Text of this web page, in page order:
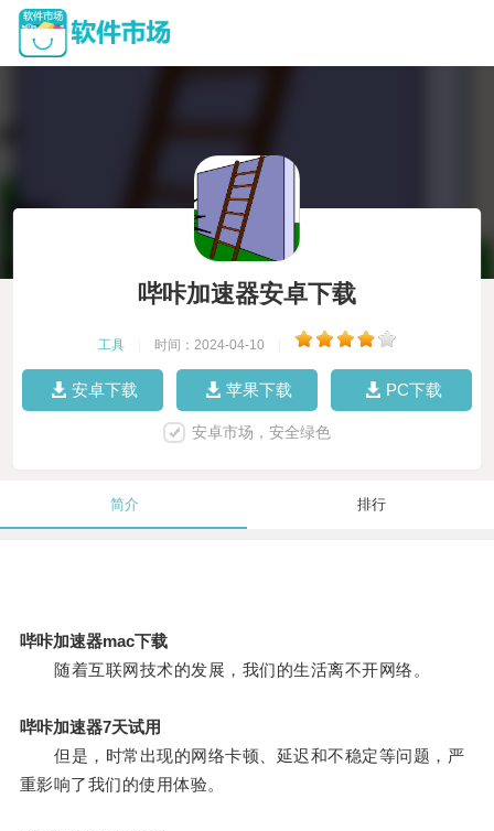
哔咔加速器安卓下载
工具 时间：2024-04-10
安卓下载 苹果下载 PC下载
安卓市场，安全绿色
简介 排行
哔咔加速器mac下载
随着互联网技术的发展，我们的生活离不开网络。
哔咔加速器7天试用
但是，时常出现的网络卡顿、延迟和不稳定等问题，严
重影响了我们的使用体验。